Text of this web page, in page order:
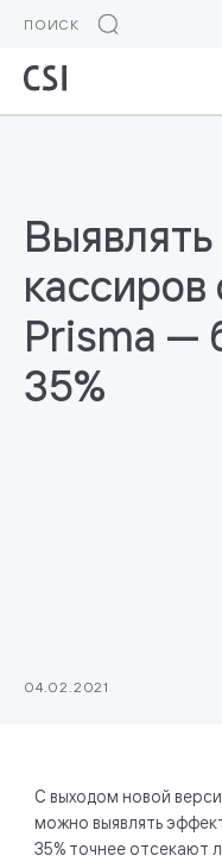
кассиров
Prisma —
35%
04.02.2021
С выходом новой
можно выявлять
35% точнее отсекают